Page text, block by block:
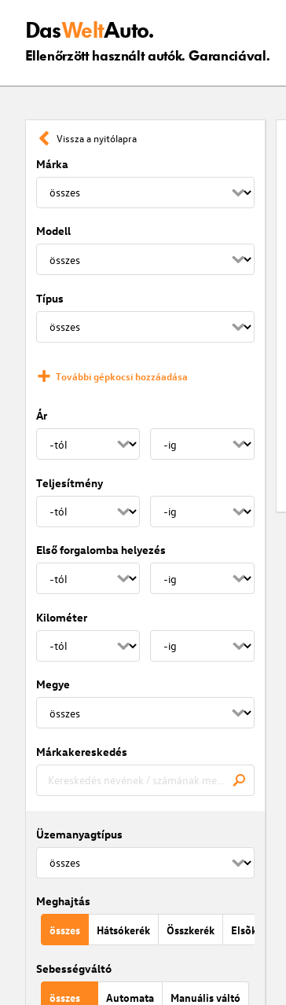
DasWeltAuto.
Ellenőrzött használt autók. Garanciával.
Vissza a nyitólapra
Márka
Modell
Típus
További gépkocsi hozzáadása
Ár
Teljesítmény
Első forgalomba helyezés
Kilométer
Megye
Márkakereskedés
Üzemanyagtípus
Meghajtás
összes Hátsókerék Összkerék Elsõkerék
Sebességváltó
összes Automata Manuális váltó